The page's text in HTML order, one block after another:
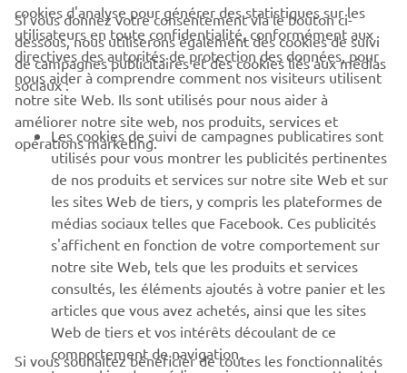
CORPORATE
PROS & B2B
PLUS YAMAHA
SUPPORT
NEWSLETTER
Découvrez en exclusivité les dernières offres, les événements
spéciaux, les nouveautés et bien plus encore
cookies d'analyse pour générer des statistiques sur les
utilisateurs en toute confidentialité, conformément aux
directives des autorités de protection des données, pour
nous aider à comprendre comment nos visiteurs utilisent
notre site Web. Ils sont utilisés pour nous aider à
améliorer notre site web, nos produits, services et
opérations marketing.
Si vous donnez votre consentement via le bouton ci-
dessous, nous utiliserons également des cookies de suivi
de campagnes publicitaires et des cookies liés aux médias
sociaux :
Les cookies de suivi de campagnes publicatires sont
utilisés pour vous montrer les publicités pertinentes
de nos produits et services sur notre site Web et sur
les sites Web de tiers, y compris les plateformes de
médias sociaux telles que Facebook. Ces publicités
s'affichent en fonction de votre comportement sur
notre site Web, tels que les produits et services
consultés, les éléments ajoutés à votre panier et les
articles que vous avez achetés, ainsi que les sites
Web de tiers et vos intérêts découlant de ce
comportement de navigation.
Si vous souhaitez bénéficier de toutes les fonctionnalités